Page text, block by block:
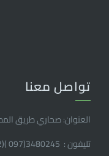
تواصل معنا
العنوان: صحاري طريق
تليفون : 3480245(097 )(2